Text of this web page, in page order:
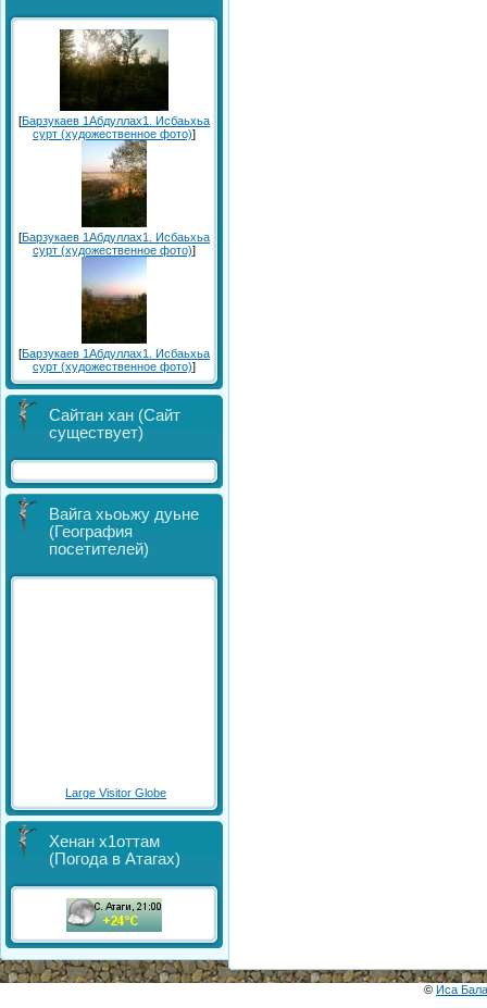
[Барзукаев 1Абдуллах1. Исбаьхьа
сурт (художественное фото)]
[Барзукаев 1Абдуллах1. Исбаьхьа
сурт (художественное фото)]
[Барзукаев 1Абдуллах1. Исбаьхьа
сурт (художественное фото)]
Сайтан хан (Сайт
существует)
Вайга хьоьжу дуьне
(География
посетителей)
Large Visitor Globe
Хенан х1оттам
(Погода в Атагах)
© Иса